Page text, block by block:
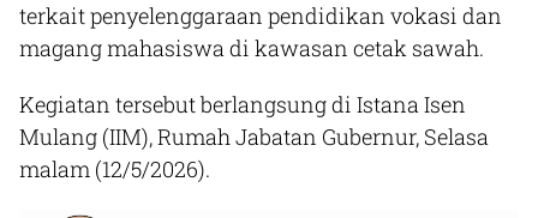
terkait penyelenggaraan pendidikan vokasi dan
magang mahasiswa di kawasan cetak sawah.
Kegiatan tersebut berlangsung di Istana Isen
Mulang (IIM), Rumah Jabatan Gubernur, Selasa
malam (12/5/2026).